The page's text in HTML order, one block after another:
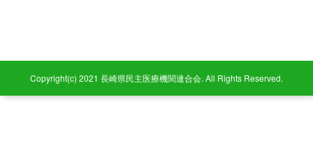
Copyright(c) 2021 長崎県民主医療機関連合会. All Rights Reserved.